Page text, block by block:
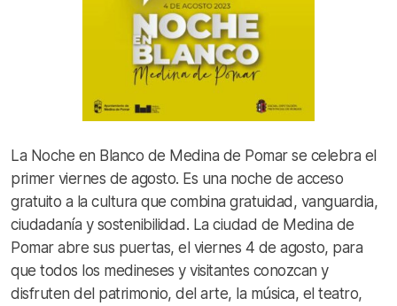
La Noche en Blanco de Medina de Pomar se celebra el
primer viernes de agosto. Es una noche de acceso
gratuito a la cultura que combina gratuidad, vanguardia,
ciudadanía y sostenibilidad. La ciudad de Medina de
Pomar abre sus puertas, el viernes 4 de agosto, para
que todos los medineses y visitantes conozcan y
disfruten del patrimonio, del arte, la música, el teatro,